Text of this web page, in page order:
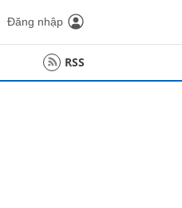
Đăng nhập
RSS